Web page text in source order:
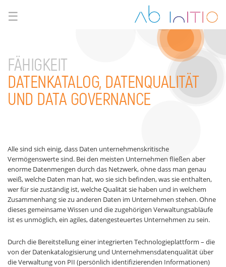
☰
FÄHIGKEIT
DATENKATALOG, DATENQUALITÄT
UND DATA GOVERNANCE
Alle sind sich einig, dass Daten unternehmenskritische
Vermögenswerte sind. Bei den meisten Unternehmen fließen aber
enorme Datenmengen durch das Netzwerk, ohne dass man genau
weiß, welche Daten man hat, wo sie sich befinden, was sie enthalten,
wer für sie zuständig ist, welche Qualität sie haben und in welchem
Zusammenhang sie zu anderen Daten im Unternehmen stehen. Ohne
dieses gemeinsame Wissen und die zugehörigen Verwaltungsabläufe
ist es unmöglich, ein agiles, datengesteuertes Unternehmen zu sein.
Durch die Bereitstellung einer integrierten Technologieplattform – die
von der Datenkatalogisierung und Unternehmensdatenqualität über
die Verwaltung von PII (persönlich identifizierenden Informationen)